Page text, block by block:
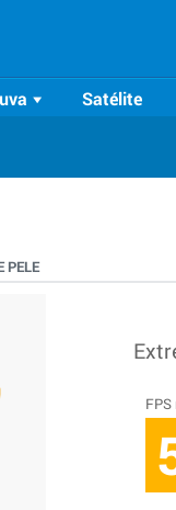
Satélite
PELE
FPS